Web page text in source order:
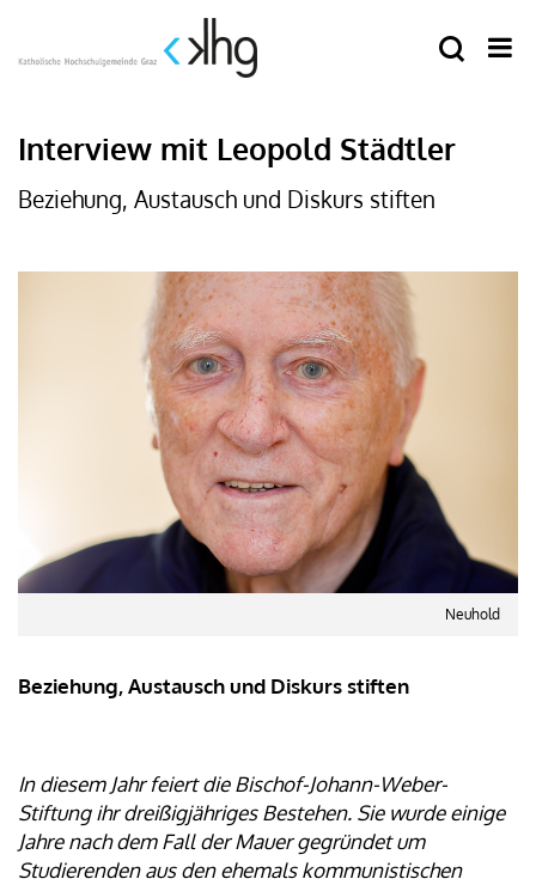
Interview mit Leopold Städtler
Beziehung, Austausch und Diskurs stiften
Neuhold
Beziehung, Austausch und Diskurs stiften
In diesem Jahr feiert die Bischof-Johann-Weber-
Stiftung ihr dreißigjähriges Bestehen. Sie wurde einige
Jahre nach dem Fall der Mauer gegründet um
Studierenden aus den ehemals kommunistischen